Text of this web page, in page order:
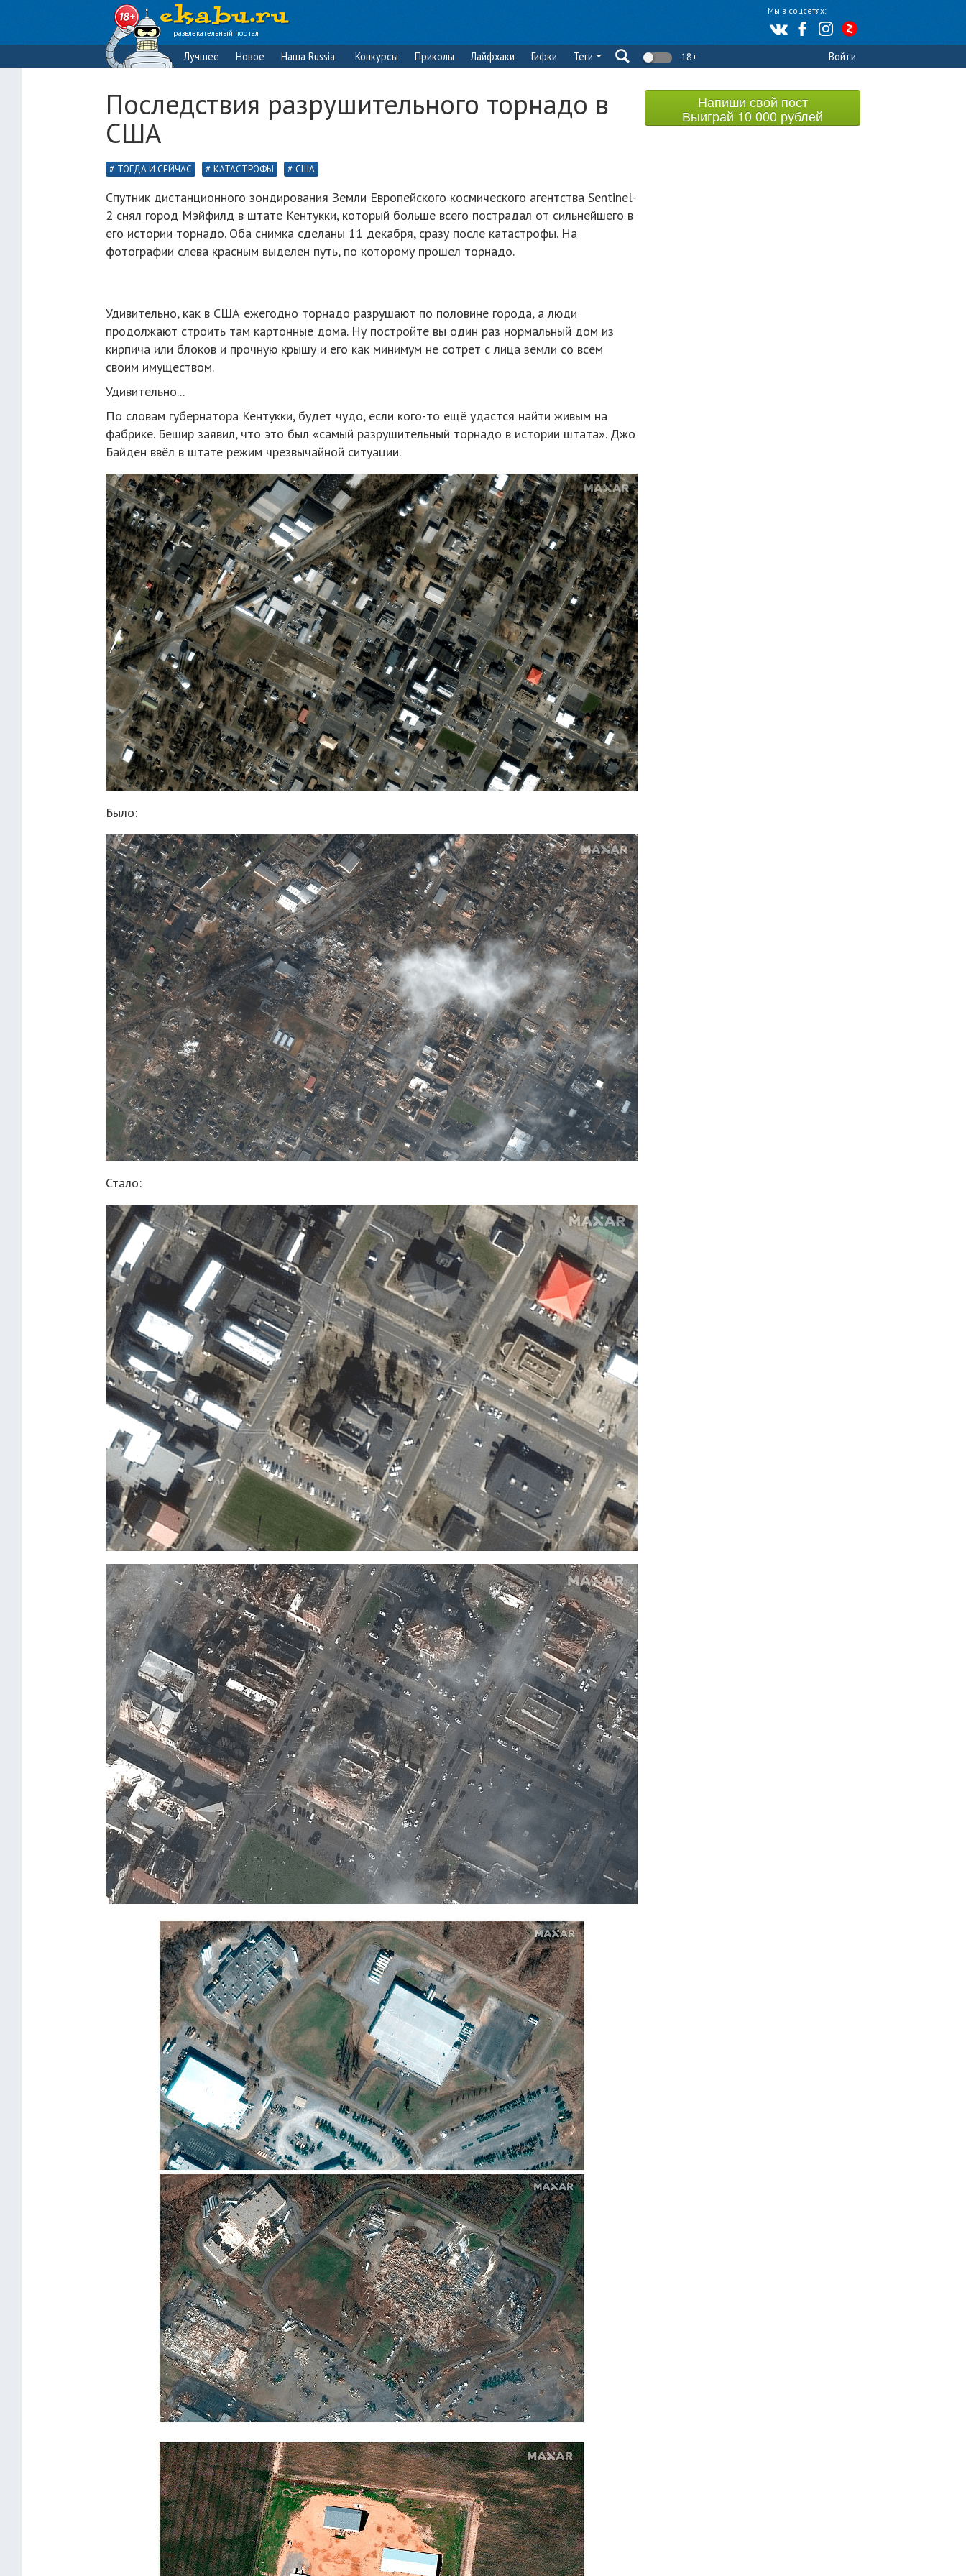
Мы в соцсетях:
развлекательный портал
Лучшее Новое Наша Russia Конкурсы Приколы Лайфхаки Гифки Теги 18+ Войти
Последствия разрушительного торнадо в
США
ТОГДА И СЕЙЧАС КАТАСТРОФЫ США
Спутник дистанционного зондирования Земли Европейского космического агентства Sentinel-
2 снял город Мэйфилд в штате Кентукки, который больше всего пострадал от сильнейшего в
его истории торнадо. Оба снимка сделаны 11 декабря, сразу после катастрофы. На
фотографии слева красным выделен путь, по которому прошел торнадо.
Удивительно, как в США ежегодно торнадо разрушают по половине города, а люди
продолжают строить там картонные дома. Ну постройте вы один раз нормальный дом из
кирпича или блоков и прочную крышу и его как минимум не сотрет с лица земли со всем
своим имуществом.
Удивительно...
По словам губернатора Кентукки, будет чудо, если кого-то ещё удастся найти живым на
фабрике. Бешир заявил, что это был «самый разрушительный торнадо в истории штата». Джо
Байден ввёл в штате режим чрезвычайной ситуации.
Было:
Стало:
Напиши свой пост
Выиграй 10 000 рублей